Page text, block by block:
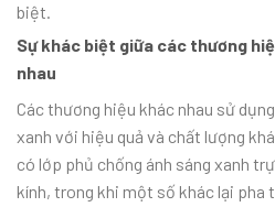
biệt.
Sự khác biệt giữa các thương
nhau
Các thương hiệu khác nhau sử
xanh với hiệu quả và chất lượng
có lớp phủ chống ánh sáng xanh
kính, trong khi một số khác lại pha